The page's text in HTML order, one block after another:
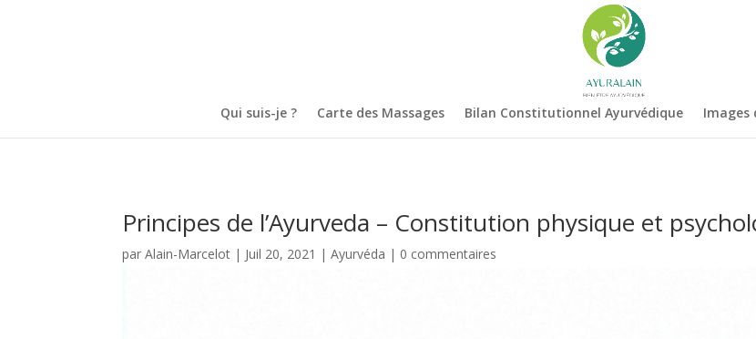
Qui suis-je ? Carte des Massages Bilan Constitutionnel Ayurvédique Images
Principes de l’Ayurveda – Constitution physique et
parAlain-Marcelot | Juil 20, 2021 |Ayurvéda | 0 commentaires